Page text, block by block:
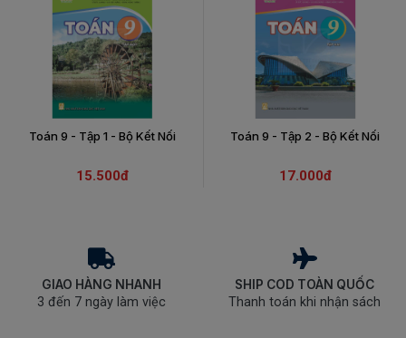
Toán 9 - Tập 1 - Bộ Kết Nối
15.500đ
Toán 9 - Tập 2 - Bộ Kết Nối
17.000đ
GIAO HÀNG NHANH
3 đến 7 ngày làm việc
SHIP COD TOÀN QUỐC
Thanh toán khi nhận sách